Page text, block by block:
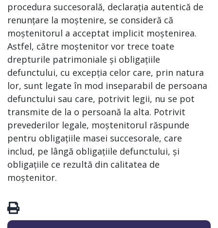
procedura succesorală, declarația autentică de
renunțare la moștenire, se consideră că
moștenitorul a acceptat implicit moștenirea.
Astfel, către moștenitor vor trece toate
drepturile patrimoniale și obligațiile
defunctului, cu excepția celor care, prin natura
lor, sunt legate în mod inseparabil de persoana
defunctului sau care, potrivit legii, nu se pot
transmite de la o persoană la alta. Potrivit
prevederilor legale, moștenitorul răspunde
pentru obligațiile masei succesorale, care
includ, pe lângă obligațiile defunctului, și
obligațiile ce rezultă din calitatea de
moștenitor.